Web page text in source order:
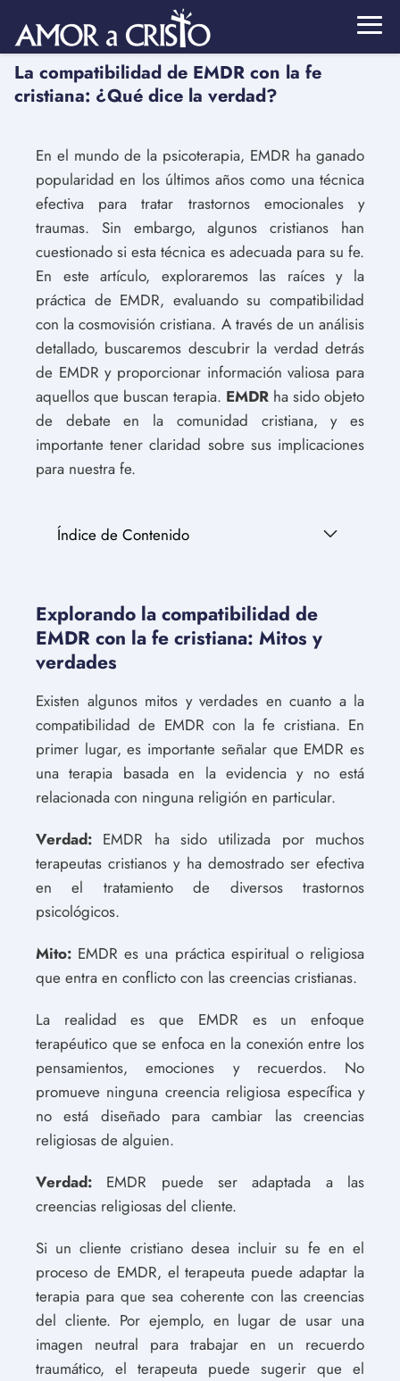
La compatibilidad de EMDR con la fe
cristiana: ¿Qué dice la verdad?
En el mundo de la psicoterapia, EMDR ha ganado
popularidad en los últimos años como una técnica
efectiva para tratar trastornos emocionales y
traumas. Sin embargo, algunos cristianos han
cuestionado si esta técnica es adecuada para su fe.
En este artículo, exploraremos las raíces y la
práctica de EMDR, evaluando su compatibilidad
con la cosmovisión cristiana. A través de un análisis
detallado, buscaremos descubrir la verdad detrás
de EMDR y proporcionar información valiosa para
aquellos que buscan terapia. EMDR ha sido objeto
de debate en la comunidad cristiana, y es
importante tener claridad sobre sus implicaciones
para nuestra fe.
Índice de Contenido
Explorando la compatibilidad de
EMDR con la fe cristiana: Mitos y
verdades
Existen algunos mitos y verdades en cuanto a la
compatibilidad de EMDR con la fe cristiana. En
primer lugar, es importante señalar que EMDR es
una terapia basada en la evidencia y no está
relacionada con ninguna religión en particular.
Verdad: EMDR ha sido utilizada por muchos
terapeutas cristianos y ha demostrado ser efectiva
en el tratamiento de diversos trastornos
psicológicos.
Mito: EMDR es una práctica espiritual o religiosa
que entra en conflicto con las creencias cristianas.
La realidad es que EMDR es un enfoque
terapéutico que se enfoca en la conexión entre los
pensamientos, emociones y recuerdos. No
promueve ninguna creencia religiosa específica y
no está diseñado para cambiar las creencias
religiosas de alguien.
Verdad: EMDR puede ser adaptada a las
creencias religiosas del cliente.
Si un cliente cristiano desea incluir su fe en el
proceso de EMDR, el terapeuta puede adaptar la
terapia para que sea coherente con las creencias
del cliente. Por ejemplo, en lugar de usar una
imagen neutral para trabajar en un recuerdo
traumático, el terapeuta puede sugerir que el